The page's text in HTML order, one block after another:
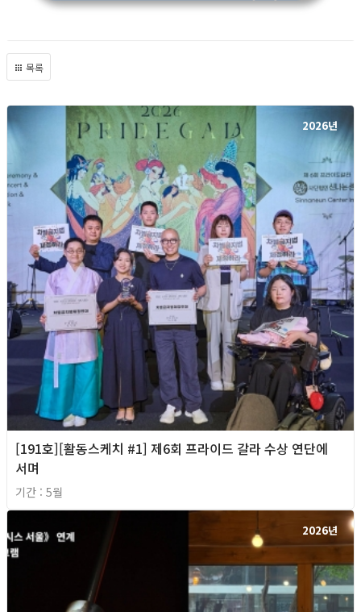
목록
2026년
[191호][활동스케치 #1] 제6회 프라이드 갈라 수상 연단에
서며
기간 : 5월
2026년